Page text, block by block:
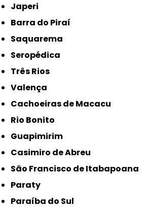
Japeri
Barra do Piraí
Saquarema
Seropédica
Três Rios
Valença
Cachoeiras de Macacu
Rio Bonito
Guapimirim
Casimiro de Abreu
São Francisco de Itabapoana
Paraty
Paraíba do Sul